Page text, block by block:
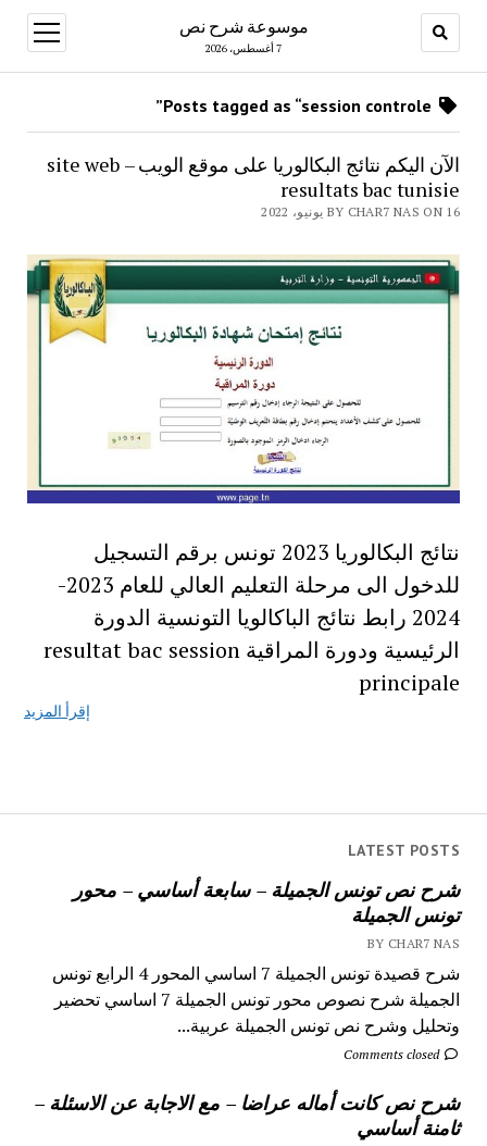
موسوعة شرح نص
7 أغسطس، 2026
open
menu
LATEST POSTS
شرح نص تونس الجميلة – سابعة أساسي – محور
تونس الجميلة
BY CHAR7 NAS
شرح قصيدة تونس الجميلة 7 اساسي المحور 4 الرابع تونس
الجميلة شرح نصوص محور تونس الجميلة 7 اساسي تحضير
وتحليل وشرح نص تونس الجميلة عربية...
Comments closed
شرح نص كانت أماله عراضا – مع الاجابة عن الاسئلة –
ثامنة أساسي
الآن اليكم نتائج البكالوريا على موقع الويب – site web
resultats bac tunisie
BY CHAR7 NAS ON 16 يونيو، 2022
نتائج البكالوريا 2023 تونس برقم التسجيل
للدخول الى مرحلة التعليم العالي للعام 2023-
2024 رابط نتائج الباكالويا التونسية الدورة
الرئيسية ودورة المراقية resultat bac session
principale
إقرأ المزيد